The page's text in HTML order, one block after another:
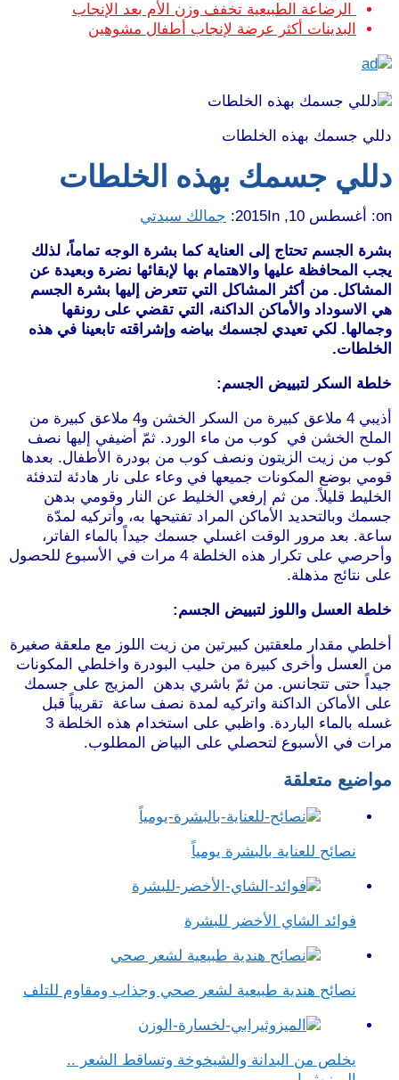
الرضاعة الطبيعية تخفف وزن الأم بعد الإنجاب
البدينات أكثر عرضة لإنجاب أطفال مشوهين
دللي جسمك بهذه الخلطات
دللي جسمك بهذه الخلطات
on: أغسطس 10, 2015 In: جمالك سيدتي
بشرة الجسم تحتاج إلى العناية كما بشرة الوجه تماماً، لذلك
يجب المحافظة عليها والاهتمام بها لإبقائها نضرة وبعيدة عن
المشاكل. من أكثر المشاكل التي تتعرض إليها بشرة الجسم
هي الاسوداد والأماكن الداكنة، التي تقضي على رونقها
وجمالها. لكي تعيدي لجسمك بياضه وإشراقته تابعينا في هذه
الخلطات.
خلطة السكر لتبييض الجسم:
أذيبي 4 ملاعق كبيرة من السكر الخشن و4 ملاعق كبيرة من
الملح الخشن في كوب من ماء الورد. ثمّ أضيفي إليها نصف
كوب من زيت الزيتون ونصف كوب من بودرة الأطفال. بعدها
قومي بوضع المكونات جميعها في وعاء على نار هادئة لتدفئة
الخليط قليلاً. من ثم إرفعي الخليط عن النار وقومي بدهن
جسمك وبالتحديد الأماكن المراد تفتيحها به، وأتركيه لمدّة
ساعة. بعد مرور الوقت اغسلي جسمك جيداً بالماء الفاتر،
وأحرصي على تكرار هذه الخلطة 4 مرات في الأسبوع للحصول
على نتائج مذهلة.
خلطة العسل واللوز لتبييض الجسم:
أخلطي مقدار ملعقتين كبيرتين من زيت اللوز مع ملعقة صغيرة
من العسل وأخرى كبيرة من حليب البودرة واخلطي المكونات
جيداً حتى تتجانس. من ثمّ باشري بدهن المزيج على جسمك
على الأماكن الداكنة واتركيه لمدة نصف ساعة تقريباً قبل
غسله بالماء الباردة. واظبي على استخدام هذه الخلطة 3
مرات في الأسبوع لتحصلي على البياض المطلوب.
مواضيع متعلقة
نصائح للعناية بالبشرة يومياً
فوائد الشاي الأخضر للبشرة
نصائح هندية طبيعية لشعر صحي وجذاب ومقاوم للتلف
يخلص من البدانة والشيخوخة وتساقط الشعر ..